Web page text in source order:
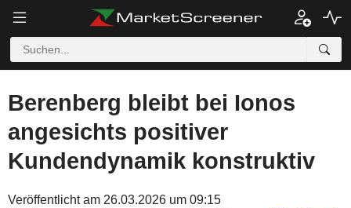
Berenberg bleibt bei Ionos
angesichts positiver
Kundendynamik konstruktiv
Veröffentlicht am 26.03.2026 um 09:15